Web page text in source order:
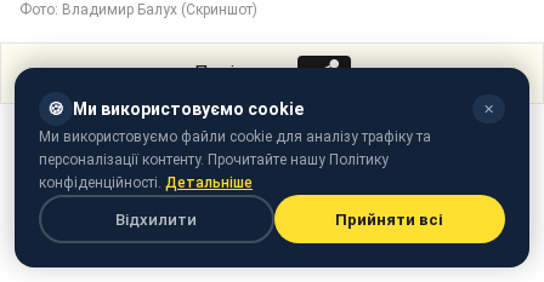
Фото: Владимир Балух (Скриншот)
Поділитися
🍪 Ми використовуємо cookie ✕
Ми використовуємо файли cookie для аналізу трафіку та
персоналізації контенту. Прочитайте нашу Політику
конфіденційності. Детальніше
Відхилити Прийняти всі